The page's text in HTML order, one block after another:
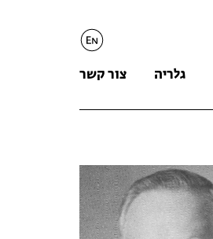
English
צור קשר גלריה